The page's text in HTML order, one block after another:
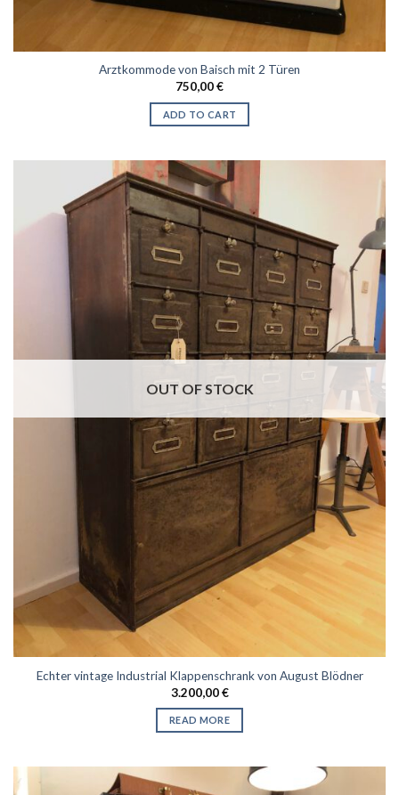
Arztkommode von Baisch mit 2 Türen
750,00€
ADD TO CART
OUT OF STOCK
Echter vintage Industrial Klappenschrank von August Blödner
3.200,00€
READ MORE